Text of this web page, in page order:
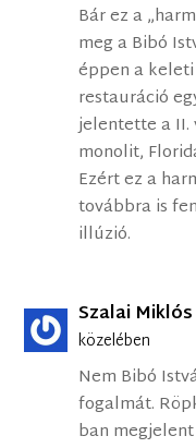
Bár ez a
meg a Bibó
éppen a
restauráció
jelentette a II.
monolit,
Ezért ez a
továbbra is
illúzió.
Szalai Miklós
közelében
Nem Bibó
fogalmát.
ban